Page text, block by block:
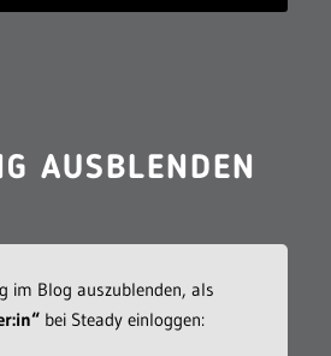
AUSBLENDEN
im Blog auszublenden, als
bei Steady einloggen: